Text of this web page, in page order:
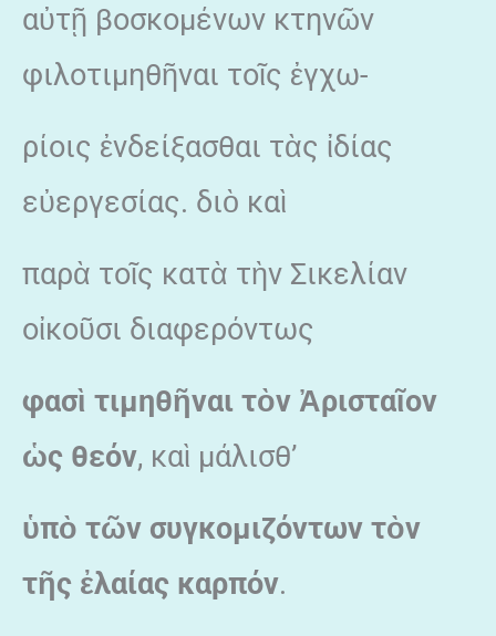
αὐτῇ βοσκομένων κτηνῶν
φιλοτιμηθῆναι τοῖς ἐγχω-
ρίοις ἐνδείξασθαι τὰς ἰδίας
εὐεργεσίας. διὸ καὶ
παρὰ τοῖς κατὰ τὴν Σικελίαν
οἰκοῦσι διαφερόντως
φασὶ τιμηθῆναι τὸν Ἀρισταῖον
ὡς θεόν, καὶ μάλισθ’
ὑπὸ τῶν συγκομιζόντων τὸν
τῆς ἐλαίας καρπόν.